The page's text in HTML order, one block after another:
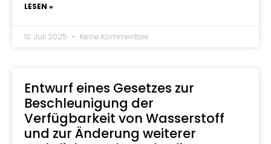
LESEN »
10. Juli 2025 Keine Kommentare
Entwurf eines Gesetzes zur
Beschleunigung der
Verfügbarkeit von Wasserstoff
und zur Änderung weiterer